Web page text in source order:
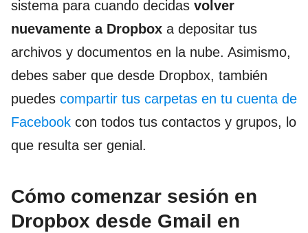
sistema para cuando decidas volver
nuevamente a Dropbox a depositar tus
archivos y documentos en la nube. Asimismo,
debes saber que desde Dropbox, también
puedes compartir tus carpetas en tu cuenta de
Facebook con todos tus contactos y grupos, lo
que resulta ser genial.
Cómo comenzar sesión en
Dropbox desde Gmail en